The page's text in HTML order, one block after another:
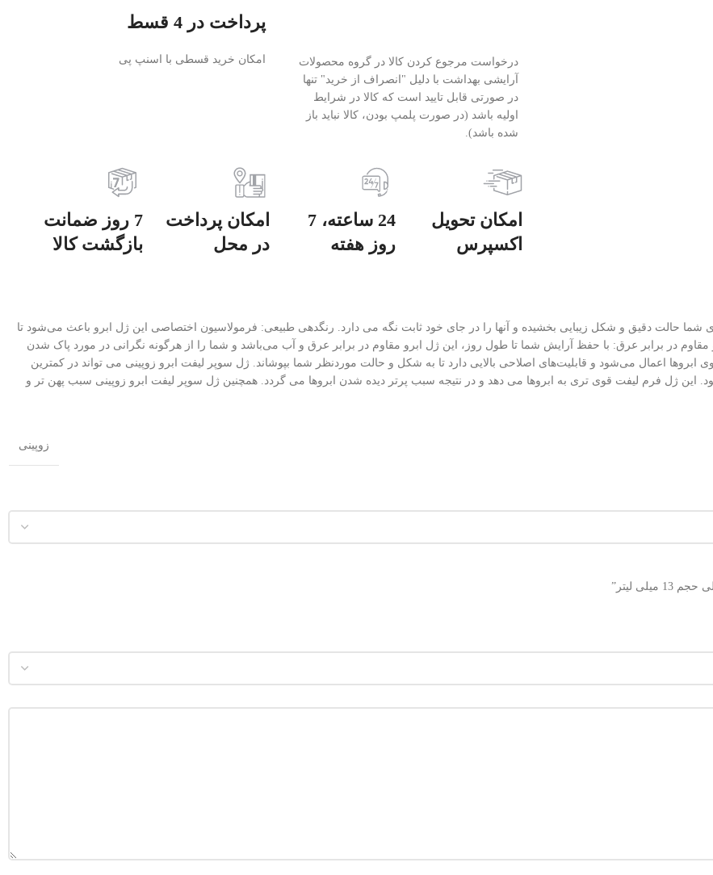
درخواست مرجوع کردن کالا در گروه محصولات
آرایشی بهداشت با دلیل "انصراف از خرید" تنها
در صورتی قابل تایید است که کالا در شرایط
اولیه باشد (در صورت پلمپ بودن، کالا نباید باز
شده باشد).
پرداخت در 4 قسط
امکان خرید قسطی با اسنپ پی
امکان تحویل
اکسپرس
24 ساعته، 7
روز هفته
امکان پرداخت
در محل
7 روز ضمانت
بازگشت کالا
شما حالت دقیق و شکل زیبایی بخشیده و آنها را در جای خود ثابت نگه می دارد. رنگدهی طبیعی: فرمولاسیون اختصاصی این ژل ابرو باعث می‌شود تا
در برابر عرق: با حفظ آرایش شما تا طول روز، این ژل ابرو مقاوم در برابر عرق و آب می‌باشد و شما را از هرگونه نگرانی در مورد پاک شدن
اعمال می‌شود و قابلیت‌های اصلاحی بالایی دارد تا به شکل و حالت موردنظر شما بپوشاند. ژل سوپر لیفت ابرو زوپینی می تواند در کمترین
شود. این ژل فرم لیفت قوی تری به ابروها می دهد و در نتیجه سبب پرتر دیده شدن ابروها می گردد. همچنین ژل سوپر لیفت ابرو زوپینی سبب پهن تر و
زوپینی
لیتر”